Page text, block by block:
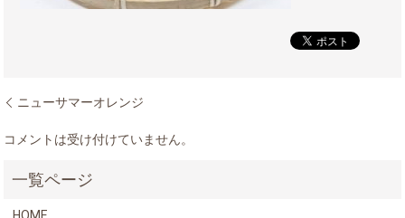
ニューサマーオレンジ
コメントは受け付けていません。